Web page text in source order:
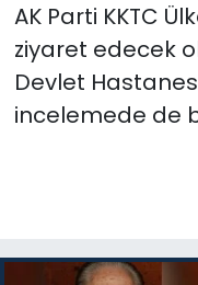
AK Parti KKTC
ziyaret edecek
Devlet
incelemede de